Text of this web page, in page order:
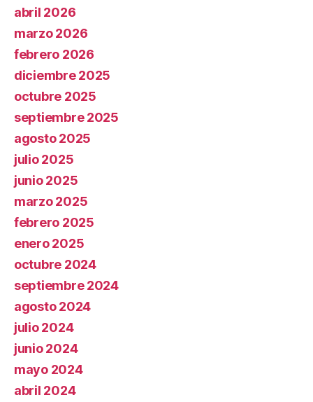
abril 2026
marzo 2026
febrero 2026
diciembre 2025
octubre 2025
septiembre 2025
agosto 2025
julio 2025
junio 2025
marzo 2025
febrero 2025
enero 2025
octubre 2024
septiembre 2024
agosto 2024
julio 2024
junio 2024
mayo 2024
abril 2024